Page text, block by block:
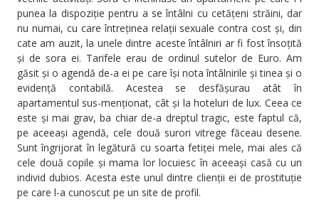
punea la dispoziție pentru a se întâlni cu cetățeni străini, dar
nu numai, cu care întreținea relații sexuale contra cost și, din
cate am auzit, la unele dintre aceste întâlniri ar fi fost însoțită
și de sora ei. Tarifele erau de ordinul sutelor de Euro. Am
găsit și o agendă de-a ei pe care își nota întâlnirile și tinea și o
evidență contabilă. Acestea se desfășurau atât în
apartamentul sus-menționat, cât și la hoteluri de lux. Ceea ce
este și mai grav, ba chiar de-a dreptul tragic, este faptul că,
pe aceeași agendă, cele două surori vitrege făceau desene.
Sunt îngrijorat în legătură cu soarta fetiței mele, mai ales că
cele două copile și mama lor locuiesc în aceeași casă cu un
individ dubios. Acesta este unul dintre clienții ei de prostituție
pe care l-a cunoscut pe un site de profil.